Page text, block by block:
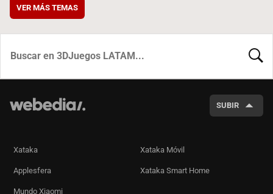
VER MÁS TEMAS
SUBIR
Xataka Xataka Móvil
Applesfera Xataka Smart Home
Mundo Xiaomi